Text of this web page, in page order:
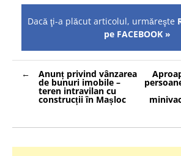
Dacă ţi-a plăcut articolul, urmăreşte
pe FACEBOOK »
Navigare
în
articole
Anunț privind vânzarea
de bunuri imobile –
teren intravilan cu
construcții în Mașloc